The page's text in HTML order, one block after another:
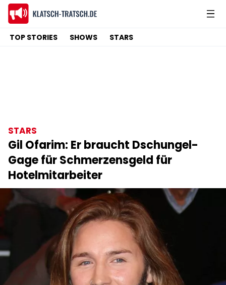
TOP STORIES SHOWS STARS
STARS
Gil Ofarim: Er braucht Dschungel-
Gage für Schmerzensgeld für
Hotelmitarbeiter